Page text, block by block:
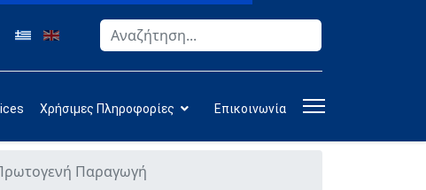
Αναζήτηση
Χρήσιμες Πληροφορίες Επικοινωνία
Παραγωγή